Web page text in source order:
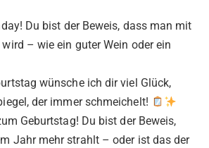
Du bist der Beweis, dass man mit
– wie ein guter Wein oder ein
wünsche ich dir viel Glück,
der immer schmeichelt!
Geburtstag! Du bist der Beweis,
Jahr mehr strahlt – oder ist das der